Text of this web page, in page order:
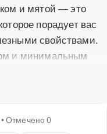
и мятой — это
порадует вас
свойствами.
и минимальным
бульону лёгкую
этого бульона
• Отмечено0